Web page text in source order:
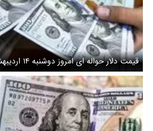
قیمت دلار